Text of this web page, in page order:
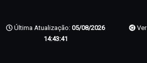
Última Atualização: 05/08/2026
14:43:41